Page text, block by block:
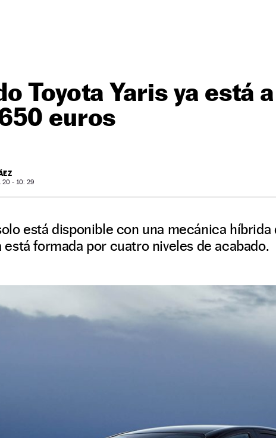
Toyota Yaris ya está
euros
20 - 10: 29
está disponible con una mecánica híbrida
está formada por cuatro niveles de acabado.